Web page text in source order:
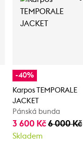
-40%
Karpos TEMPORALE
JACKET
Pánská bunda
3 600 Kč6 000 Kč
Skladem